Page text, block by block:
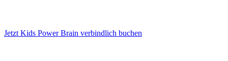
Jetzt Kids Power Brain verbindlich buchen